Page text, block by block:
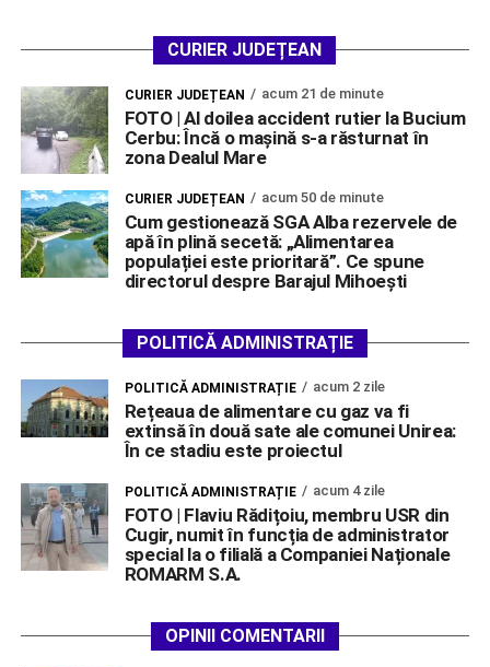
CURIER JUDEȚEAN
CURIER JUDEȚEAN acum 21 de minute
FOTO | Al doilea accident rutier la Bucium
Cerbu: Încă o mașină s-a răsturnat în
zona Dealul Mare
CURIER JUDEȚEAN acum 50 de minute
Cum gestionează SGA Alba rezervele de
apă în plină secetă: „Alimentarea
populației este prioritară”. Ce spune
directorul despre Barajul Mihoești
POLITICĂ ADMINISTRAȚIE
POLITICĂ ADMINISTRAȚIE acum 2 zile
Rețeaua de alimentare cu gaz va fi
extinsă în două sate ale comunei Unirea:
În ce stadiu este proiectul
POLITICĂ ADMINISTRAȚIE acum 4 zile
FOTO | Flaviu Rădițoiu, membru USR din
Cugir, numit în funcția de administrator
special la o filială a Companiei Naționale
ROMARM S.A.
OPINII COMENTARII